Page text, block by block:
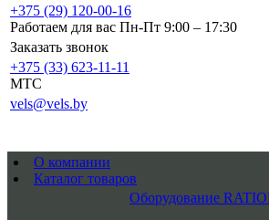
+375 (29) 120-00-16
Работаем для вас Пн-Пт 9:00 – 17:30
Заказать звонок
+375 (33) 623-11-11
MTC
vels@vels.by
О компании
Каталог товаров
Оборудование